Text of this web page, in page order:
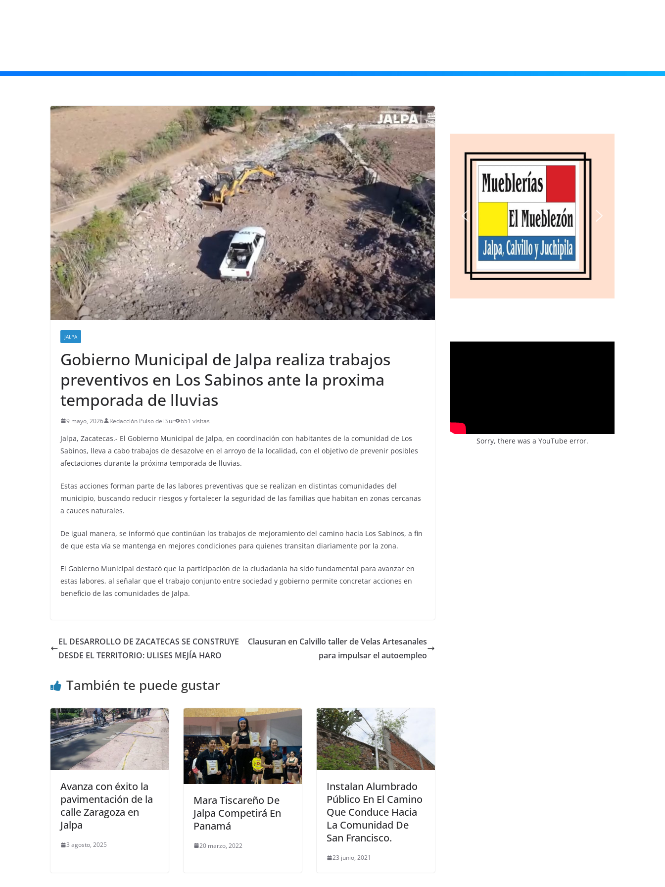
JALPA
Gobierno Municipal de Jalpa realiza trabajos
preventivos en Los Sabinos ante la proxima
temporada de lluvias
9 mayo, 2026 Redacción Pulso del Sur 651 visitas
Jalpa, Zacatecas.- El Gobierno Municipal de Jalpa, en coordinación con habitantes de la comunidad de Los
Sabinos, lleva a cabo trabajos de desazolve en el arroyo de la localidad, con el objetivo de prevenir posibles
afectaciones durante la próxima temporada de lluvias.
Estas acciones forman parte de las labores preventivas que se realizan en distintas comunidades del
municipio, buscando reducir riesgos y fortalecer la seguridad de las familias que habitan en zonas cercanas
a cauces naturales.
De igual manera, se informó que continúan los trabajos de mejoramiento del camino hacia Los Sabinos, a fin
de que esta vía se mantenga en mejores condiciones para quienes transitan diariamente por la zona.
El Gobierno Municipal destacó que la participación de la ciudadanía ha sido fundamental para avanzar en
estas labores, al señalar que el trabajo conjunto entre sociedad y gobierno permite concretar acciones en
beneficio de las comunidades de Jalpa.
EL DESARROLLO DE ZACATECAS SE CONSTRUYE
DESDE EL TERRITORIO: ULISES MEJÍA HARO
Clausuran en Calvillo taller de Velas Artesanales
para impulsar el autoempleo
También te puede gustar
Avanza con éxito la
pavimentación de la
calle Zaragoza en
Jalpa
3 agosto, 2025
Mara Tiscareño De
Jalpa Competirá En
Panamá
20 marzo, 2022
Instalan Alumbrado
Público En El Camino
Que Conduce Hacia
La Comunidad De
San Francisco.
23 junio, 2021
Sorry, there was a YouTube error.